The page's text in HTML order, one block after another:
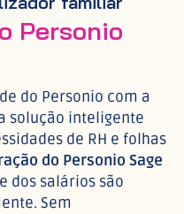
Personio
do Personio com a
solução inteligente
de RH e folhas
do Personio Sage
dos salários são
Sem